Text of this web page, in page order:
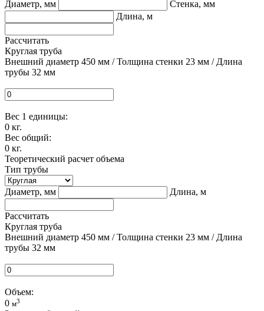
Диаметр, мм
Стенка, мм
Длина, м
Рассчитать
Круглая труба
Внешний диаметр 450 мм / Толщина стенки 23 мм / Длина
трубы 32 мм
Вес 1 единицы:
0 кг.
Вес общий:
0 кг.
Теоретический расчет объема
Тип трубы
Диаметр, мм Длина, м
Рассчитать
Круглая труба
Внешний диаметр 450 мм / Толщина стенки 23 мм / Длина
трубы 32 мм
Объем:
0 м3